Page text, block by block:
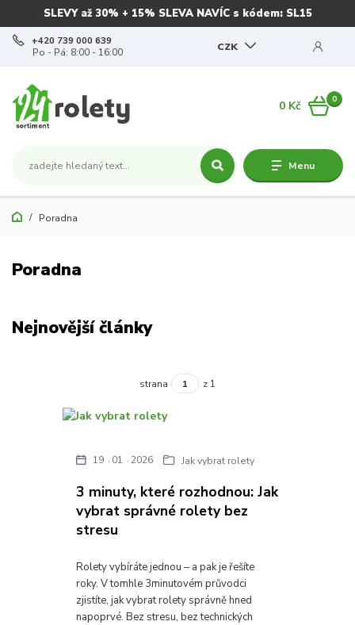
SLEVY až 30% + 15% SLEVA NAVÍC s kódem: SL15
Menu
CZK
+420 739 000 639
Po - Pá: 8:00 - 16:00
0
0 Kč
Poradna
Poradna
Nejnovější články
strana z 1
3 minuty, které rozhodnou: Jak
vybrat správné rolety bez
stresu
19 01 2026 Jak vybrat rolety
Rolety vybíráte jednou – a pak je řešíte
roky. V tomhle 3minutovém průvodci
zjistíte, jak vybrat rolety správně hned
napoprvé. Bez stresu, bez technických